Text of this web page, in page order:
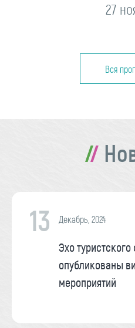
27
Вся
13 Декабрь, 2024
Эхо туристского
опубликованы
мероприятий